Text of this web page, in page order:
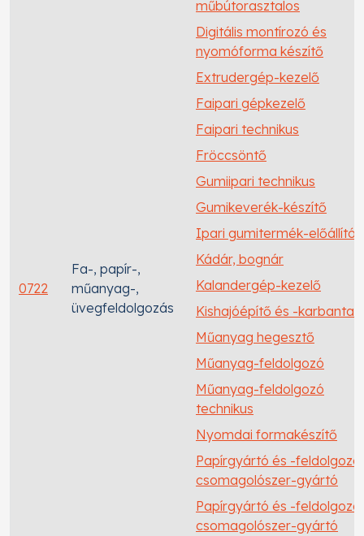
0722
Fa-, papír-,
műanyag-,
üvegfeldolgozás
műbútorasztalos
Digitális montírozó és
nyomóforma készítő
Extrudergép-kezelő
Faipari gépkezelő
Faipari technikus
Fröccsöntő
Gumiipari technikus
Gumikeverék-készítő
Ipari gumitermék-előállító
Kádár, bognár
Kalandergép-kezelő
Kishajóépítő és -
Műanyag hegesztő
Műanyag-feldolgozó
Műanyag-feldolgozó
technikus
Nyomdai formakészítő
Papírgyártó és -feldolgozó,
csomagolószer-gyártó
Papírgyártó és -feldolgozó,
csomagolószer-gyártó